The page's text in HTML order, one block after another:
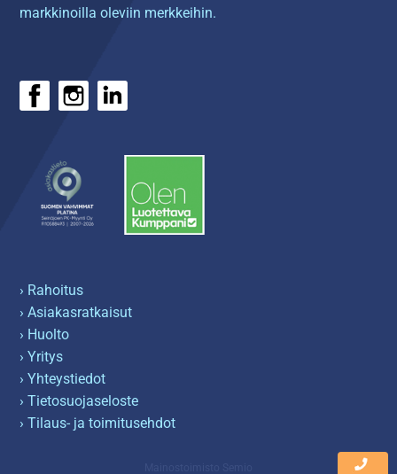
markkinoilla oleviin merkkeihin.
› Rahoitus
› Asiakasratkaisut
› Huolto
› Yritys
› Yhteystiedot
› Tietosuojaseloste
› Tilaus- ja toimitusehdot